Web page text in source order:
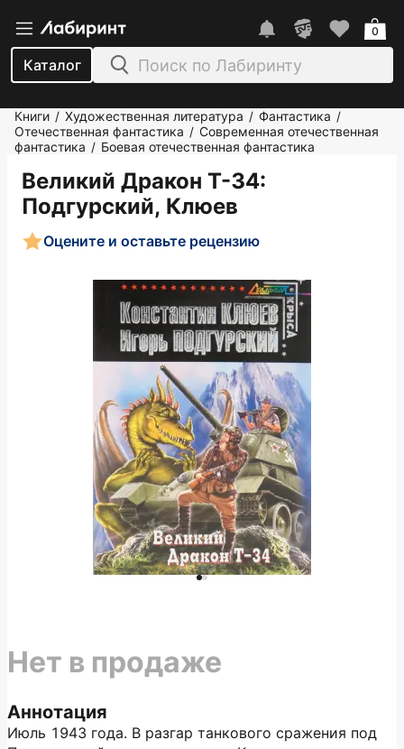
Каталог
0
Книги / Художественная литература / Фантастика /
Отечественная фантастика / Современная отечественная
фантастика / Боевая отечественная фантастика
Великий Дракон Т-34:
Подгурский, Клюев
Оцените и оставьте рецензию
Аннотация
Июль 1943 года. В разгар танкового сражения под
Нет в продаже